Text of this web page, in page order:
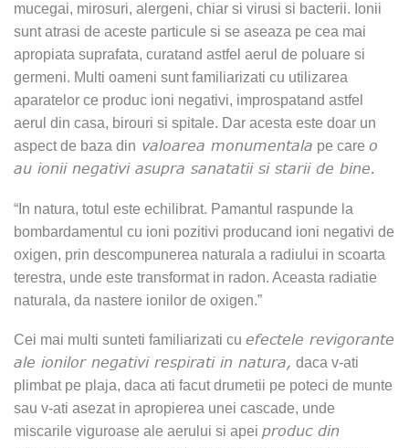
mucegai, mirosuri, alergeni, chiar si virusi si bacterii. Ionii
sunt atrasi de aceste particule si se aseaza pe cea mai
apropiata suprafata, curatand astfel aerul de poluare si
germeni. Multi oameni sunt familiarizati cu utilizarea
aparatelor ce produc ioni negativi, improspatand astfel
aerul din casa, birouri si spitale. Dar acesta este doar un
aspect de baza din valoarea monumentala pe care o
au ionii negativi asupra sanatatii si starii de bine.
“In natura, totul este echilibrat. Pamantul raspunde la
bombardamentul cu ioni pozitivi producand ioni negativi de
oxigen, prin descompunerea naturala a radiului in scoarta
terestra, unde este transformat in radon. Aceasta radiatie
naturala, da nastere ionilor de oxigen.”
Cei mai multi sunteti familiarizati cu efectele revigorante
ale ionilor negativi respirati in natura, daca v-ati
plimbat pe plaja, daca ati facut drumetii pe poteci de munte
sau v-ati asezat in apropierea unei cascade, unde
miscarile viguroase ale aerului si apei produc din